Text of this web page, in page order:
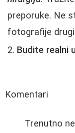
preporuke. Ne
fotografije
Budite realni
Komentari
Trenutno